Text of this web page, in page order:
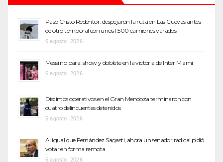
Paso Cristo Redentor: despejaron la ruta en Las Cuevas antes
de otro temporal con unos 1.500 camiones varados
6 agosto, 2026
Messi no para: show y doblete en la victoria de Inter Miami
6 agosto, 2026
Distintos operativos en el Gran Mendoza terminaron con
cuatro delincuentes detenidos
5 agosto, 2026
Al igual que Fernández Sagasti, ahora un senador radical pidió
votar en forma remota
5 agosto, 2026